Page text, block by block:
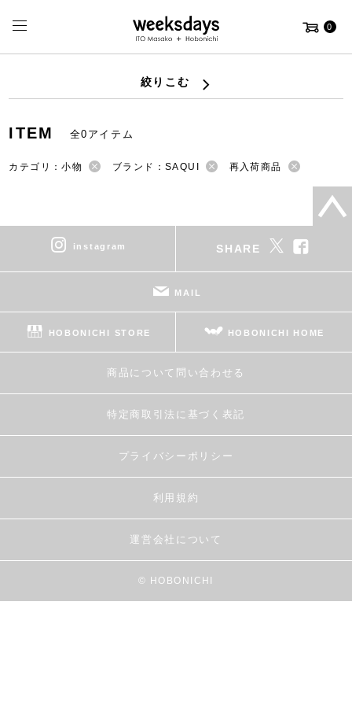
0
絞りこむ
ITEM 全0アイテム
カテゴリ：小物 ブランド：SAQUI 再入荷商品
instagram SHARE
MAIL
HOBONICHI STORE HOBONICHI HOME
商品について問い合わせる
特定商取引法に基づく表記
プライバシーポリシー
利用規約
運営会社について
© HOBONICHI